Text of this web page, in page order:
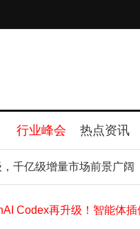
行业峰会 热点资讯
级增量市场前景广阔